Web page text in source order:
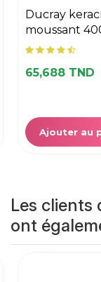
ducray keracnyl gel
moussant
65,688 TND
Ajouter au
Les clients
ont